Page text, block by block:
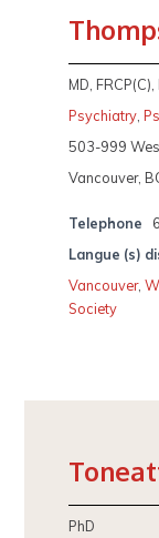
MD,
Psychiatry,
503-999
Vancouver,
Telephone
Langue (s)
Vancouver,
Society
PhD